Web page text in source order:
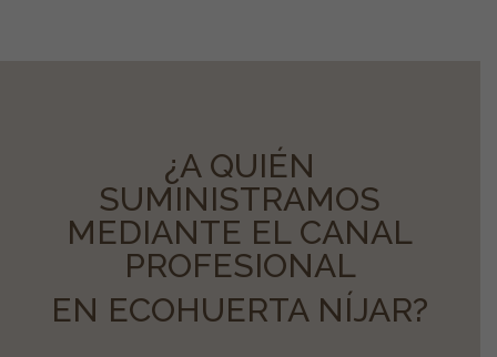
¿A QUIÉN
SUMINISTRAMOS
MEDIANTE EL CANAL
PROFESIONAL
EN ECOHUERTA NÍJAR?